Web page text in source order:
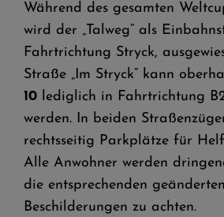
Während des gesamten
wird der „Talweg“ als
Fahrtrichtung Stryck,
Straße „Im Stryck“ kann
10 lediglich in Fahrtrichtung
werden. In beiden
rechtsseitig Parkplätze für
Alle Anwohner werden
die entsprechenden geänderten
Beschilderungen zu achten.